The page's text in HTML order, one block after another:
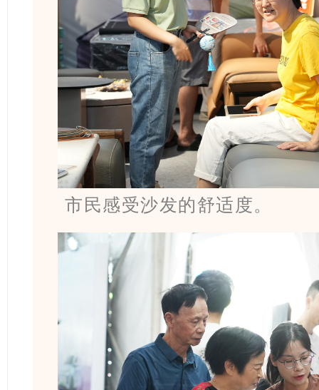
市民感受沙发的舒适度。